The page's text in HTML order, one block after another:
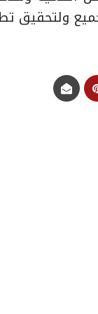
ولتحقيق